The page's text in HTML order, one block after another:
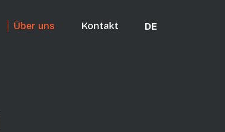
Über uns Kontakt DE